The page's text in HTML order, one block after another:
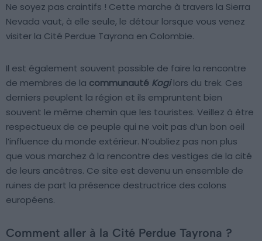
Ne soyez pas craintifs ! Cette marche à travers la Sierra
Nevada vaut, à elle seule, le détour lorsque vous venez
visiter la Cité Perdue Tayrona en Colombie.
Il est également souvent possible de faire la rencontre
de membres de la communauté Kogilors du trek. Ces
derniers peuplent la région et ils empruntent bien
souvent le même chemin que les touristes. Veillez à être
respectueux de ce peuple qui ne voit pas d’un bon oeil
l’influence du monde extérieur. N’oubliez pas non plus
que vous marchez à la rencontre des vestiges de la cité
de leurs ancêtres. Ce site est devenu un ensemble de
ruines de part la présence destructrice des colons
européens.
Comment aller à la Cité Perdue Tayrona ?